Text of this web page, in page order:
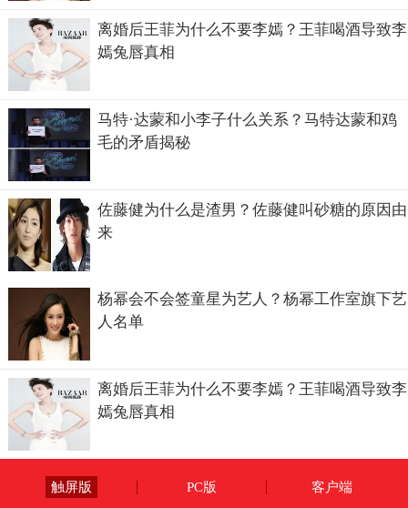
离婚后王菲为什么不要李嫣？王菲喝酒导致李
嫣兔唇真相
马特·达蒙和小李子什么关系？马特达蒙和鸡
毛的矛盾揭秘
佐藤健为什么是渣男？佐藤健叫砂糖的原因由
来
杨幂会不会签童星为艺人？杨幂工作室旗下艺
人名单
离婚后王菲为什么不要李嫣？王菲喝酒导致李
嫣兔唇真相
触屏版 PC版 客户端